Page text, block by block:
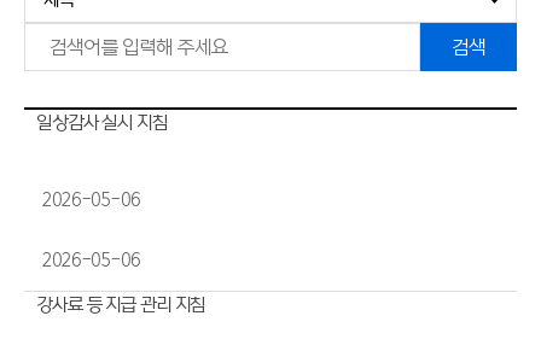
일상감사 실시 지침
2026-05-06
2026-05-06
강사료 등 지급 관리 지침